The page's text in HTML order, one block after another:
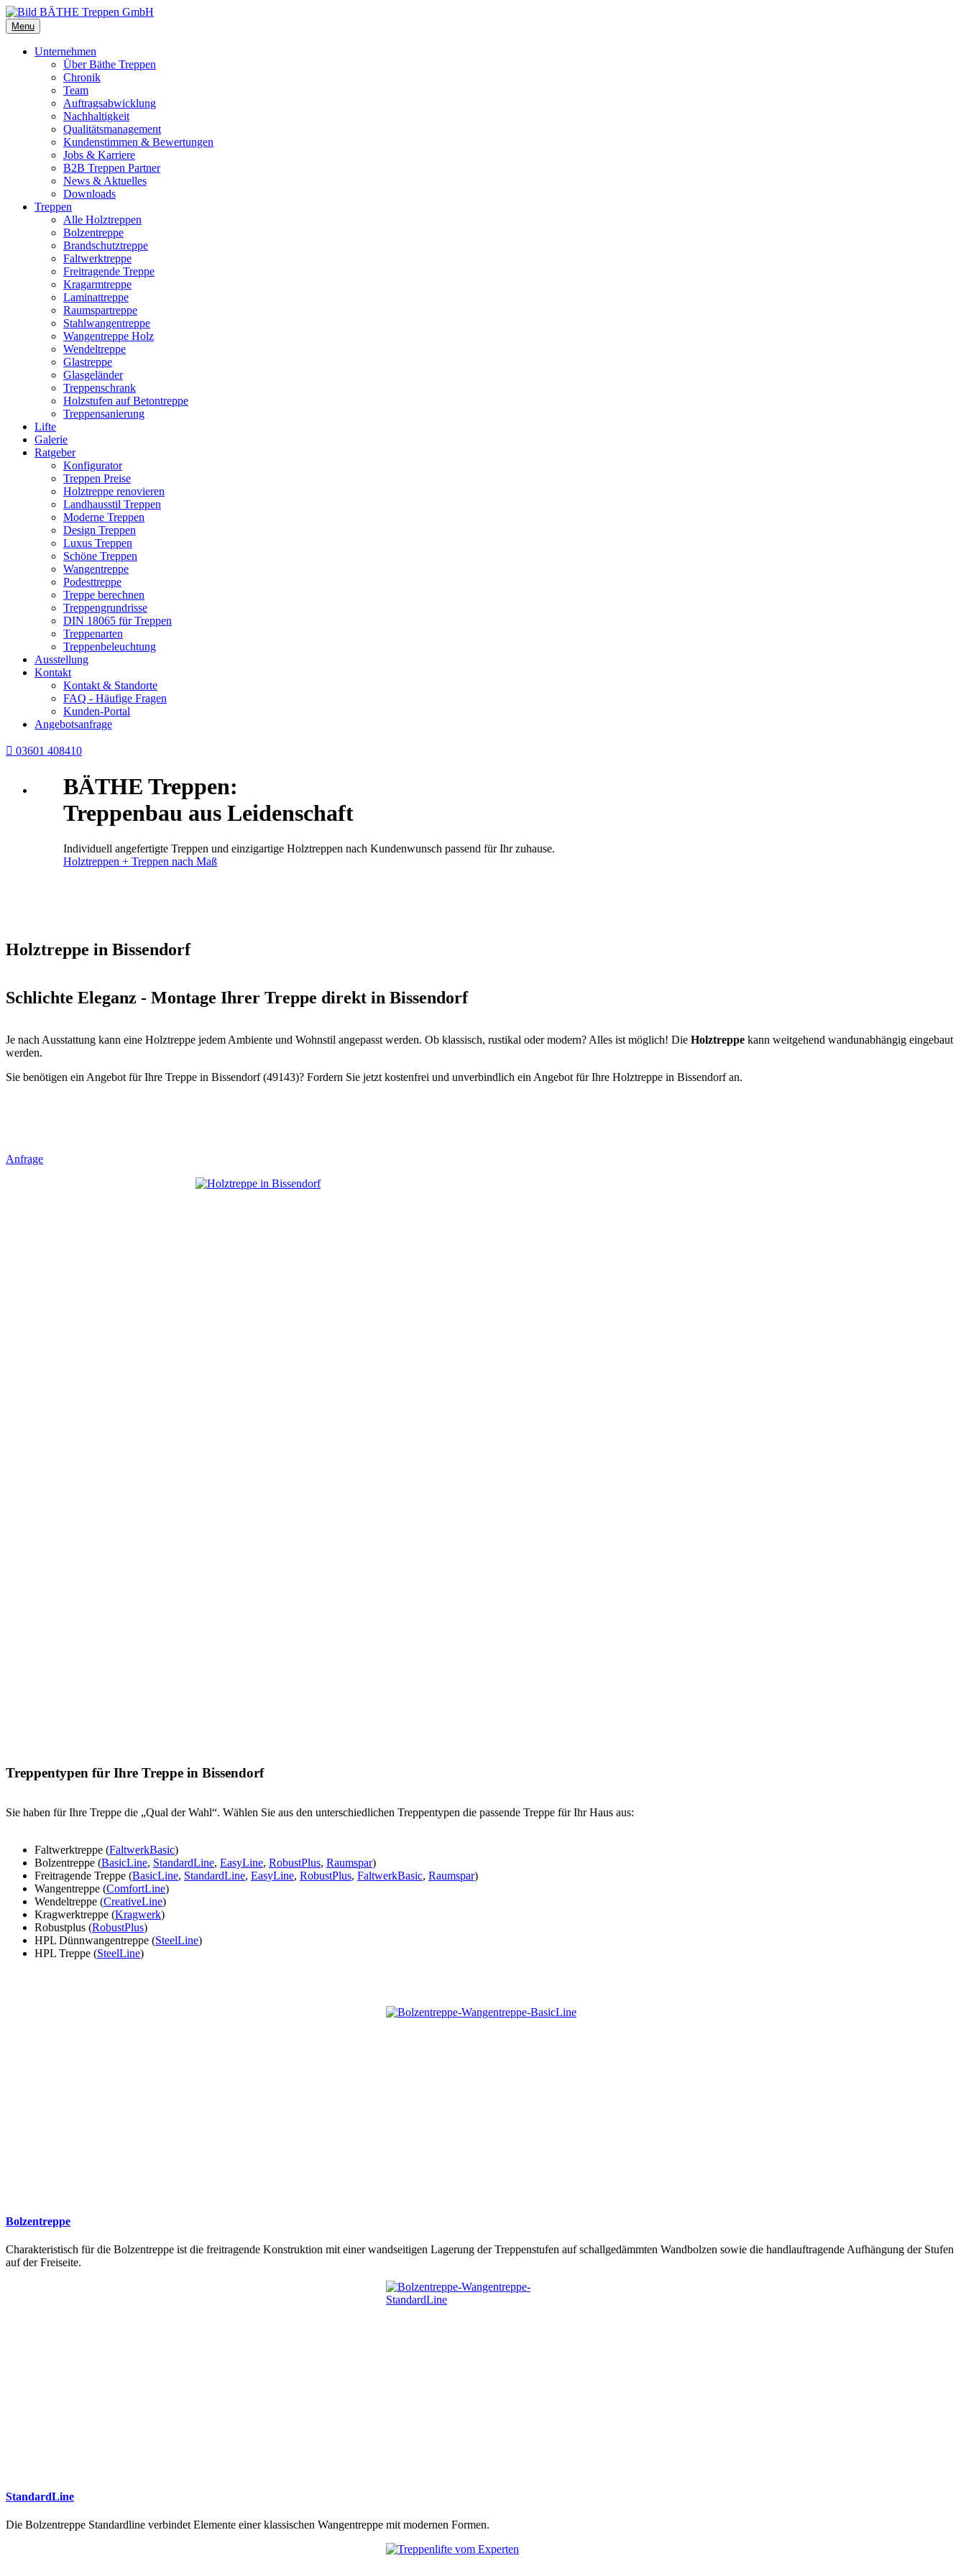
Menu
Unternehmen
Über Bäthe Treppen
Chronik
Team
Auftragsabwicklung
Nachhaltigkeit
Qualitätsmanagement
Kundenstimmen & Bewertungen
Jobs & Karriere
B2B Treppen Partner
News & Aktuelles
Downloads
Treppen
Alle Holztreppen
Bolzentreppe
Brandschutztreppe
Faltwerktreppe
Freitragende Treppe
Kragarmtreppe
Laminattreppe
Raumspartreppe
Stahlwangentreppe
Wangentreppe Holz
Wendeltreppe
Glastreppe
Glasgeländer
Treppenschrank
Holzstufen auf Betontreppe
Treppensanierung
Lifte
Galerie
Ratgeber
Konfigurator
Treppen Preise
Holztreppe renovieren
Landhausstil Treppen
Moderne Treppen
Design Treppen
Luxus Treppen
Schöne Treppen
Wangentreppe
Podesttreppe
Treppe berechnen
Treppengrundrisse
DIN 18065 für Treppen
Treppenarten
Treppenbeleuchtung
Ausstellung
Kontakt
Kontakt & Standorte
FAQ - Häufige Fragen
Kunden-Portal
Angebotsanfrage
 03601 408410
BÄTHE Treppen:
Treppenbau aus Leidenschaft
Individuell angefertigte Treppen und einzigartige Holztreppen nach Kundenwunsch passend für Ihr zuhause.
Holztreppen + Treppen nach Maß
Holztreppe in Bissendorf
Schlichte Eleganz - Montage Ihrer Treppe direkt in Bissendorf
Je nach Ausstattung kann eine Holztreppe jedem Ambiente und Wohnstil angepasst werden. Ob klassisch, rustikal oder modern? Alles ist möglich! Die Holztreppe kann weitgehend wandunabhängig eingebaut
werden.
Sie benötigen ein Angebot für Ihre Treppe in Bissendorf (49143)? Fordern Sie jetzt kostenfrei und unverbindlich ein Angebot für Ihre Holztreppe in Bissendorf an.
Anfrage
Treppentypen für Ihre Treppe in Bissendorf
Sie haben für Ihre Treppe die „Qual der Wahl“. Wählen Sie aus den unterschiedlichen Treppentypen die passende Treppe für Ihr Haus aus:
Faltwerktreppe (FaltwerkBasic)
Bolzentreppe (BasicLine, StandardLine, EasyLine, RobustPlus, Raumspar)
Freitragende Treppe (BasicLine, StandardLine, EasyLine, RobustPlus, FaltwerkBasic, Raumspar)
Wangentreppe (ComfortLine)
Wendeltreppe (CreativeLine)
Kragwerktreppe (Kragwerk)
Robustplus (RobustPlus)
HPL Dünnwangentreppe (SteelLine)
HPL Treppe (SteelLine)
Bolzentreppe
Charakteristisch für die Bolzentreppe ist die freitragende Konstruktion mit einer wandseitigen Lagerung der Treppenstufen auf schallgedämmten Wandbolzen sowie die handlauftragende Aufhängung der Stufen
auf der Freiseite.
StandardLine
Die Bolzentreppe Standardline verbindet Elemente einer klassischen Wangentreppe mit modernen Formen.